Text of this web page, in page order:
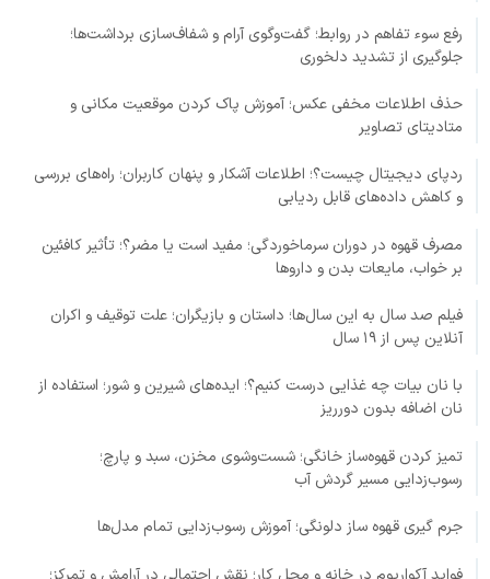
رفع سوء تفاهم در روابط؛ گفت‌وگوی آرام و شفاف‌سازی برداشت‌ها؛
جلوگیری از تشدید دلخوری
حذف اطلاعات مخفی عکس؛ آموزش پاک کردن موقعیت مکانی و
متادیتای تصاویر
ردپای دیجیتال چیست؟؛ اطلاعات آشکار و پنهان کاربران؛ راه‌های بررسی
و کاهش داده‌های قابل ردیابی
مصرف قهوه در دوران سرماخوردگی؛ مفید است یا مضر؟؛ تأثیر کافئین
بر خواب، مایعات بدن و داروها
فیلم صد سال به این سال‌ها؛ داستان و بازیگران؛ علت توقیف و اکران
آنلاین پس از ۱۹ سال
با نان بیات چه غذایی درست کنیم؟؛ ایده‌های شیرین و شور؛ استفاده از
نان اضافه بدون دورریز
تمیز کردن قهوه‌ساز خانگی؛ شست‌وشوی مخزن، سبد و پارچ؛
رسوب‌زدایی مسیر گردش آب
جرم گیری قهوه ساز دلونگی؛ آموزش رسوب‌زدایی تمام مدل‌ها